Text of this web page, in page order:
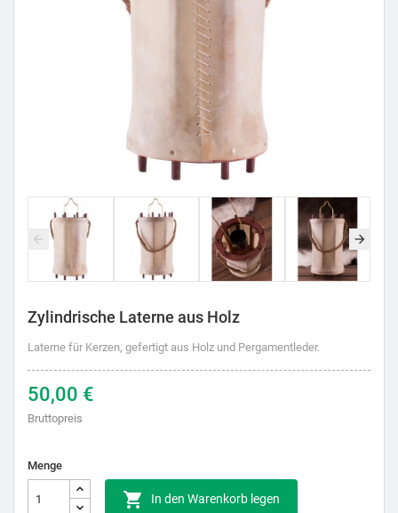
Zylindrische Laterne aus Holz
Laterne für Kerzen, gefertigt aus Holz und Pergamentleder.
50,00 €
Bruttopreis
Menge
 In den Warenkorb legen